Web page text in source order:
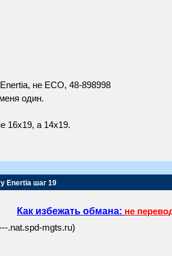
не ЕСО, 48-898998
один.
16х19, а 14х19.
Enertia шаг 19
Как избежать обмана: не
.nat.spd-mgts.ru)